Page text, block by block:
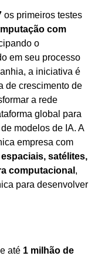
os primeiros testes
com
o
em seu processo
a iniciativa é
de crescimento de
a rede
global para
modelos de IA. A
empresa com
satélites,
computacional ,
para desenvolver
até 1 milhão de